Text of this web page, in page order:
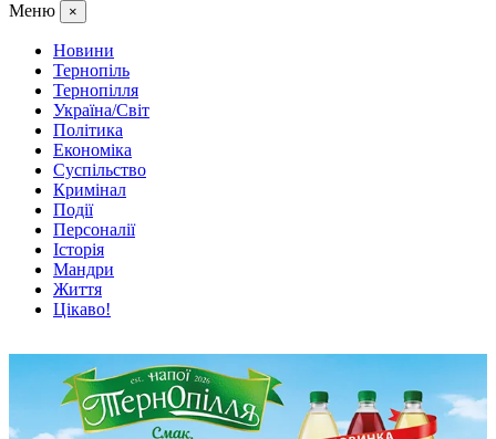
Меню ×
Новини
Тернопіль
Тернопілля
Україна/Світ
Політика
Економіка
Суспільство
Кримінал
Події
Персоналії
Історія
Мандри
Життя
Цікаво!